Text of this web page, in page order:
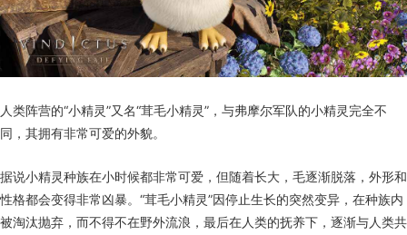
人类阵营的“小精灵”又名“茸毛小精灵”，与弗摩尔军队的小精灵完全不
同，其拥有非常可爱的外貌。
据说小精灵种族在小时候都非常可爱，但随着长大，毛逐渐脱落，外形和
性格都会变得非常凶暴。“茸毛小精灵”因停止生长的突然变异，在种族内
被淘汰抛弃，而不得不在野外流浪，最后在人类的抚养下，逐渐与人类共